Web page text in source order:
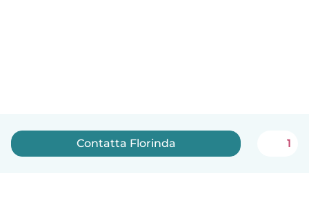
Contatta Florinda 1